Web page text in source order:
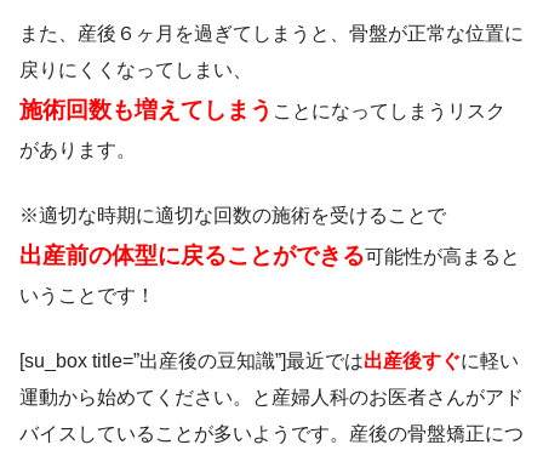
また、産後６ヶ月を過ぎてしまうと、骨盤が正常な位置に
戻りにくくなってしまい、
施術回数も増えてしまう ことになってしまうリスク
があります。
※適切な時期に適切な回数の施術を受けることで
出産前の体型に戻ることができる可能性が高まると
いうことです！
[su_box title=”出産後の豆知識”]最近では出産後すぐに軽い
運動から始めてください。と産婦人科のお医者さんがアド
バイスしていることが多いようです。産後の骨盤矯正につ